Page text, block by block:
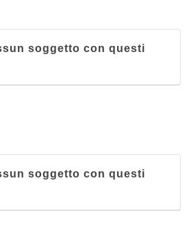
soggetto con questi
soggetto con questi